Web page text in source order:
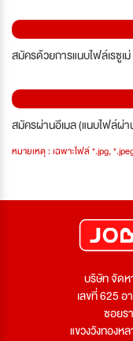
สมัครด้วยการแนบไฟล์เรซูเ
สมัครผ่านอีเมล (แนบไฟล์ผ่า
หมายเหตุ : เฉพาะไฟล์ *.jpg,
บริษัท จัดห
เลขที่ 625
ซอยร
แขวงวังทองห